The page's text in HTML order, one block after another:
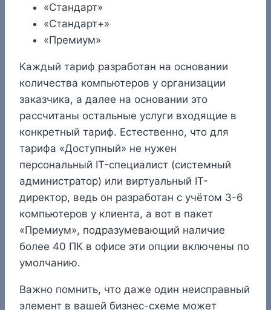
«Стандарт»
«Стандарт+»
«Премиум»
Каждый тариф разработан на основании
количества компьютеров у организации
заказчика, а далее на основании это
рассчитаны остальные услуги входящие в
конкретный тариф. Естественно, что для
тарифа «Доступный» не нужен
персональный IT-специалист (системный
администратор) или виртуальный IT-
директор, ведь он разработан с учётом 3-6
компьютеров у клиента, а вот в пакет
«Премиум», подразумевающий наличие
более 40 ПК в офисе эти опции включены по
умолчанию.
Важно помнить, что даже один неисправный
элемент в вашей бизнес-схеме может